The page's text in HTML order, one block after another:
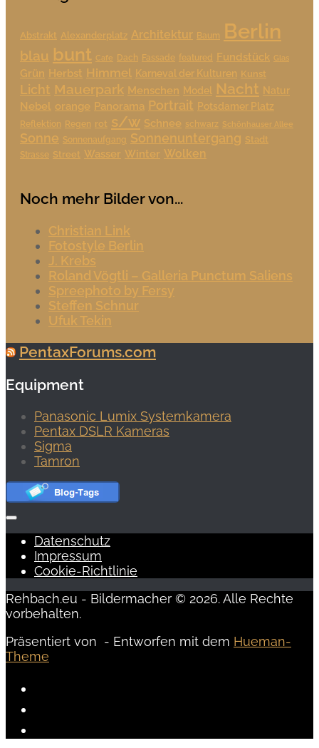
Abstrakt Alexanderplatz Architektur Baum Berlin
blau bunt Cafe Dach Fassade featured Fundstück Glas
Grün Herbst Himmel Karneval der Kulturen Kunst
Licht Mauerpark Menschen Model Nacht Natur
Nebel orange Panorama Portrait Potsdamer Platz
Reflektion Regen rot s/w Schnee schwarz Schönhauser Allee
Sonne Sonnenaufgang Sonnenuntergang Stadt
Strasse Street Wasser Winter Wolken
Noch mehr Bilder von...
Christian Link
Fotostyle Berlin
J. Krebs
Roland Vögtli – Galleria Punctum Saliens
Spreephoto by Fersy
Steffen Schnur
Ufuk Tekin
PentaxForums.com
Equipment
Panasonic Lumix Systemkamera
Pentax DSLR Kameras
Sigma
Tamron
Datenschutz
Impressum
Cookie-Richtlinie
Rehbach.eu - Bildermacher © 2026. Alle Rechte
vorbehalten.
Präsentiert von - Entworfen mit dem Hueman-
Theme